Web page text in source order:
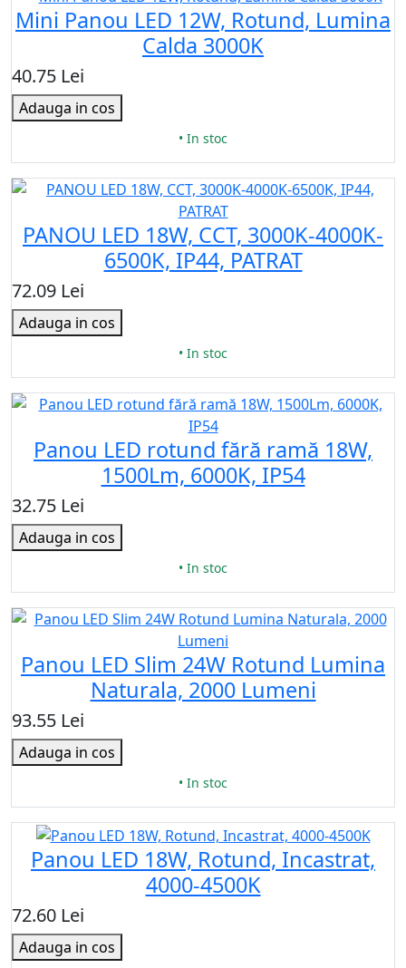
Mini Panou LED 12W, Rotund, Lumina
Calda 3000K
40.75 Lei
Adauga in cos
• In stoc
PANOU LED 18W, CCT, 3000K-4000K-
6500K, IP44, PATRAT
72.09 Lei
Adauga in cos
• In stoc
Panou LED rotund fără ramă 18W,
1500Lm, 6000K, IP54
32.75 Lei
Adauga in cos
• In stoc
Panou LED Slim 24W Rotund Lumina
Naturala, 2000 Lumeni
93.55 Lei
Adauga in cos
• In stoc
Panou LED 18W, Rotund, Incastrat,
4000-4500K
72.60 Lei
Adauga in cos